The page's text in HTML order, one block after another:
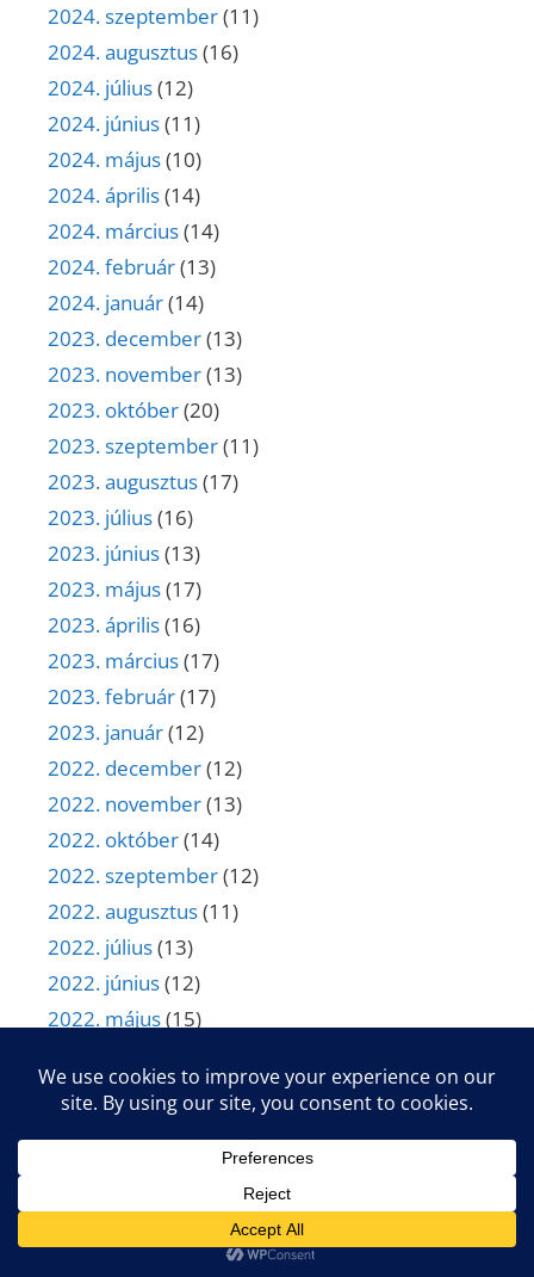
2024. szeptember(11)
2024. augusztus(16)
2024. július(12)
2024. június(11)
2024. május(10)
2024. április(14)
2024. március(14)
2024. február(13)
2024. január(14)
2023. december(13)
2023. november(13)
2023. október(20)
2023. szeptember(11)
2023. augusztus(17)
2023. július(16)
2023. június(13)
2023. május(17)
2023. április(16)
2023. március(17)
2023. február(17)
2023. január(12)
2022. december(12)
2022. november(13)
2022. október(14)
2022. szeptember(12)
2022. augusztus(11)
2022. július(13)
2022. június(12)
2022. május(15)
2022. március (14)
(15)